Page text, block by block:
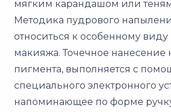
мягким карандашом или
Методика пудрового
относиться к особенному
макияжа. Точечное нанесение
пигмента, выполняется с
специального электронного
напоминающее по форме